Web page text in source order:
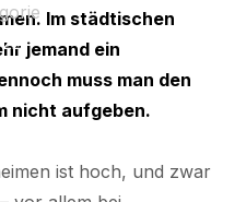
Im städtischen
jemand ein
muss man den
nicht aufgeben.
ist hoch, und zwar